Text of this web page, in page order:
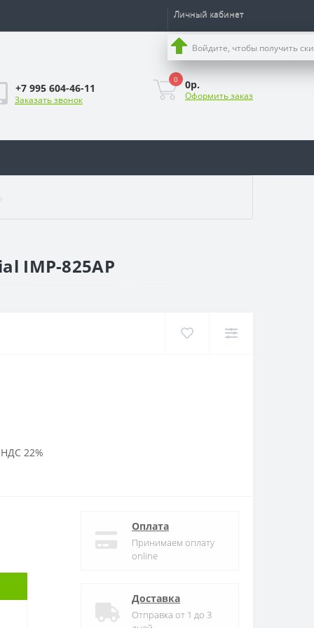
Личный кабинет
Войдите, чтобы получить
+7 995 604-46-11
Заказать звонок
0 0р.
Оформить заказ
IMP-825AP
22%
Оплата
Принимаем оплату
online
Доставка
Отправка от 1 до 3